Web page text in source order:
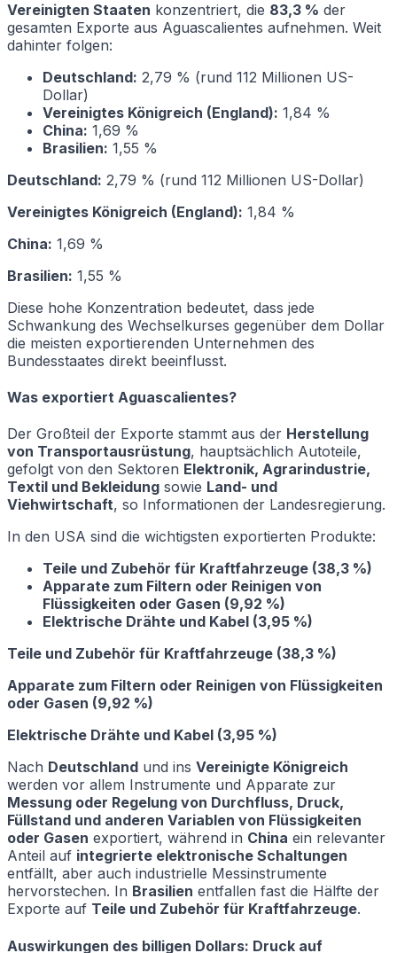
Vereinigten Staaten konzentriert, die 83,3 % der
gesamten Exporte aus Aguascalientes aufnehmen. Weit
dahinter folgen:
Deutschland: 2,79 % (rund 112 Millionen US-
Dollar)
Vereinigtes Königreich (England): 1,84 %
China: 1,69 %
Brasilien: 1,55 %
Deutschland: 2,79 % (rund 112 Millionen US-Dollar)
Vereinigtes Königreich (England): 1,84 %
China: 1,69 %
Brasilien: 1,55 %
Diese hohe Konzentration bedeutet, dass jede
Schwankung des Wechselkurses gegenüber dem Dollar
die meisten exportierenden Unternehmen des
Bundesstaates direkt beeinflusst.
Was exportiert Aguascalientes?
Der Großteil der Exporte stammt aus der Herstellung
von Transportausrüstung, hauptsächlich Autoteile,
gefolgt von den Sektoren Elektronik, Agrarindustrie,
Textil und Bekleidung sowie Land- und
Viehwirtschaft, so Informationen der Landesregierung.
In den USA sind die wichtigsten exportierten Produkte:
Teile und Zubehör für Kraftfahrzeuge (38,3 %)
Apparate zum Filtern oder Reinigen von
Flüssigkeiten oder Gasen (9,92 %)
Elektrische Drähte und Kabel (3,95 %)
Teile und Zubehör für Kraftfahrzeuge (38,3 %)
Apparate zum Filtern oder Reinigen von Flüssigkeiten
oder Gasen (9,92 %)
Elektrische Drähte und Kabel (3,95 %)
Nach Deutschland und ins Vereinigte Königreich
werden vor allem Instrumente und Apparate zur
Messung oder Regelung von Durchfluss, Druck,
Füllstand und anderen Variablen von Flüssigkeiten
oder Gasen exportiert, während in China ein relevanter
Anteil auf integrierte elektronische Schaltungen
entfällt, aber auch industrielle Messinstrumente
hervorstechen. In Brasilien entfallen fast die Hälfte der
Exporte auf Teile und Zubehör für Kraftfahrzeuge.
Auswirkungen des billigen Dollars: Druck auf